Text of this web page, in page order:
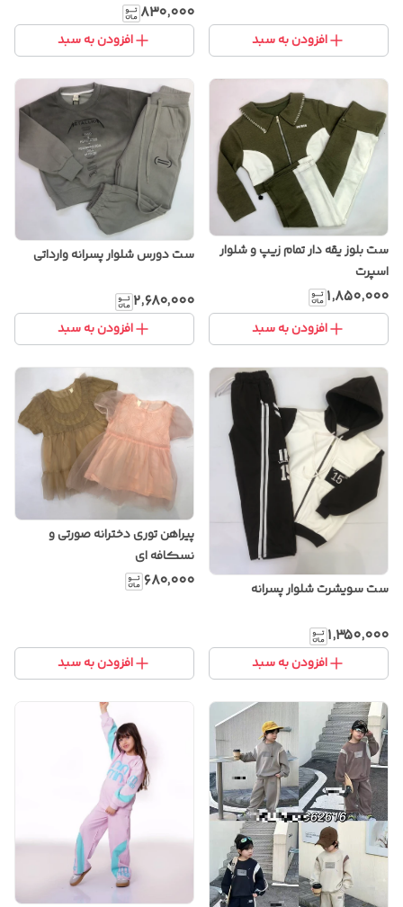
افزودن به سبد
۸۳۰٬۰۰۰
افزودن به سبد
ست بلوز یقه دار تمام زیپ و شلوار
اسپرت
۱٬۸۵۰٬۰۰۰
افزودن به سبد
ست دورس شلوار پسرانه وارداتی
۲٬۶۸۰٬۰۰۰
افزودن به سبد
ست سویشرت شلوار پسرانه
۱٬۳۵۰٬۰۰۰
افزودن به سبد
پیراهن توری دخترانه صورتی و
نسکافه ای
۶۸۰٬۰۰۰
افزودن به سبد